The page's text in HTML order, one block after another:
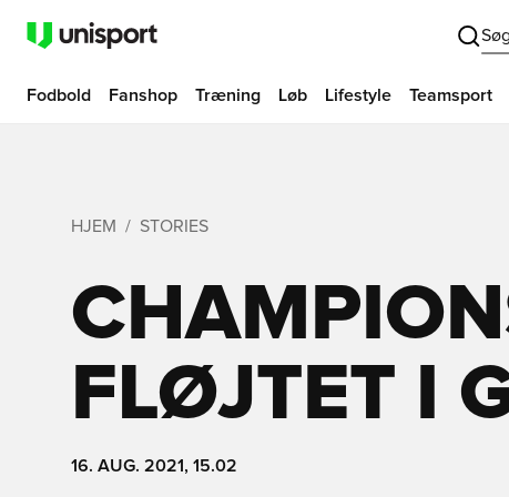
Søg
Fodbold Fanshop Træning Løb Lifestyle Teamsport
HJEM STORIES
FLØJTET I
16. AUG. 2021, 15.02